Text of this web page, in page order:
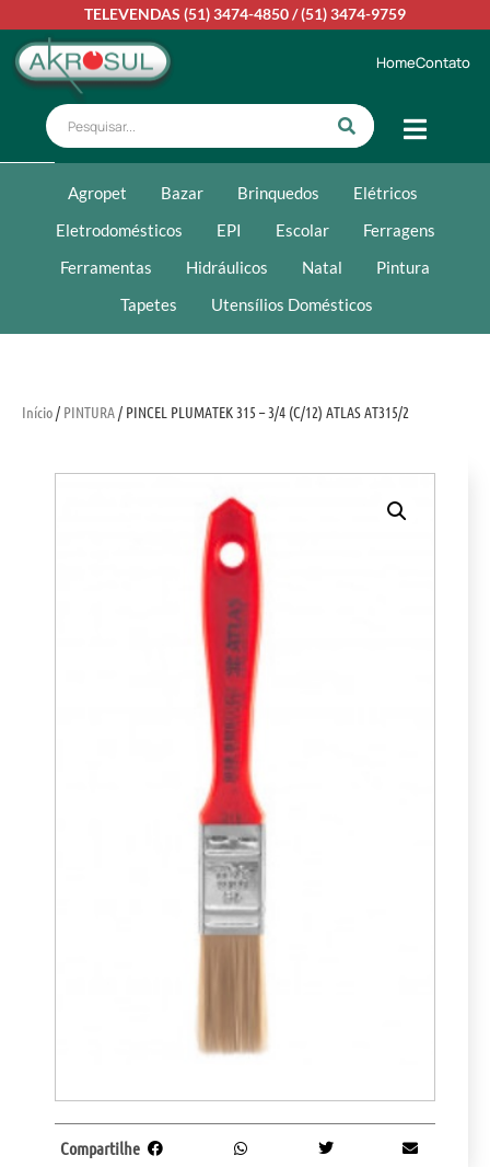
TELEVENDAS (51) 3474-4850/(51) 3474-9759
HomeContato
Agropet Bazar Brinquedos
Elétricos
Eletrodomésticos
EPI Escolar
Ferragens
Ferramentas
Hidráulicos Natal
Pintura
Tapetes
Utensílios Domésticos
Início/ PINTURA/ PINCEL PLUMATEK 315 – 3/4 (C/12) ATLAS AT315/2
Compartilhe